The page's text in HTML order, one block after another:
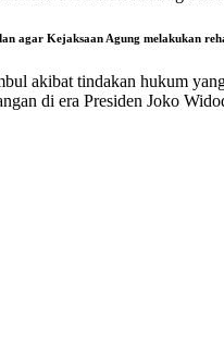
agar Kejaksaan Agung melakukan
akibat tindakan hukum
di era Presiden Joko